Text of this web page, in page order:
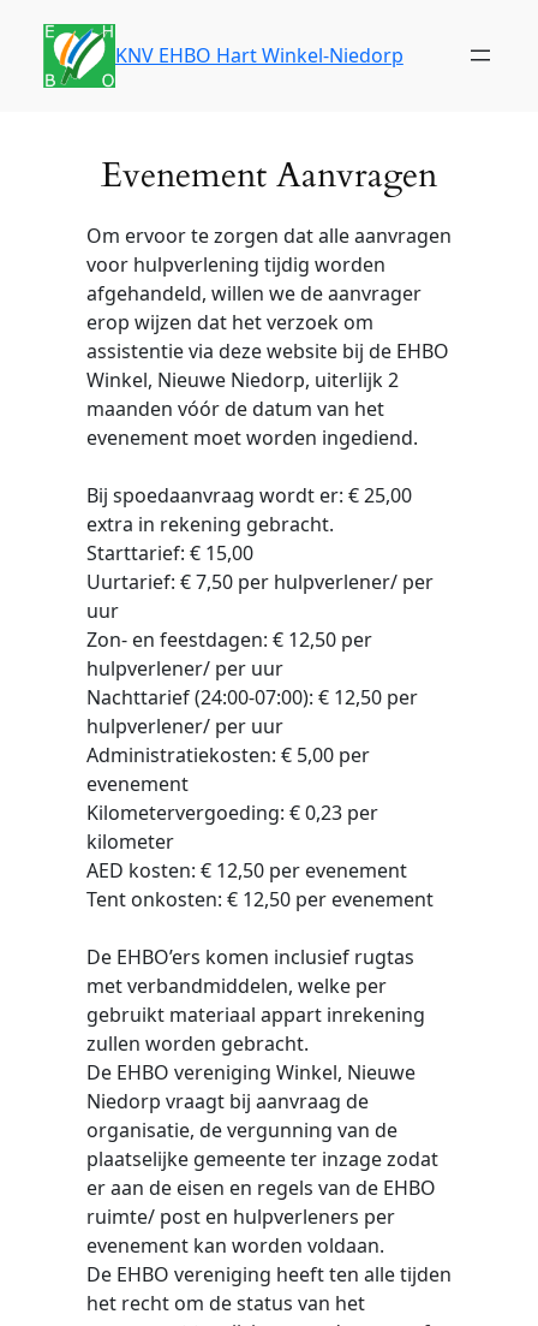
KNV EHBO Hart Winkel-Niedorp
Evenement Aanvragen
Om ervoor te zorgen dat alle aanvragen
voor hulpverlening tijdig worden
afgehandeld, willen we de aanvrager
erop wijzen dat het verzoek om
assistentie via deze website bij de EHBO
Winkel, Nieuwe Niedorp, uiterlijk 2
maanden vóór de datum van het
evenement moet worden ingediend.
Bij spoedaanvraag wordt er: € 25,00
extra in rekening gebracht.
Starttarief: € 15,00
Uurtarief: € 7,50 per hulpverlener/ per
uur
Zon- en feestdagen: € 12,50 per
hulpverlener/ per uur
Nachttarief (24:00-07:00): € 12,50 per
hulpverlener/ per uur
Administratiekosten: € 5,00 per
evenement
Kilometervergoeding: € 0,23 per
kilometer
AED kosten: € 12,50 per evenement
Tent onkosten: € 12,50 per evenement
De EHBO’ers komen inclusief rugtas
met verbandmiddelen, welke per
gebruikt materiaal appart inrekening
zullen worden gebracht.
De EHBO vereniging Winkel, Nieuwe
Niedorp vraagt bij aanvraag de
organisatie, de vergunning van de
plaatselijke gemeente ter inzage zodat
er aan de eisen en regels van de EHBO
ruimte/ post en hulpverleners per
evenement kan worden voldaan.
De EHBO vereniging heeft ten alle tijden
het recht om de status van het